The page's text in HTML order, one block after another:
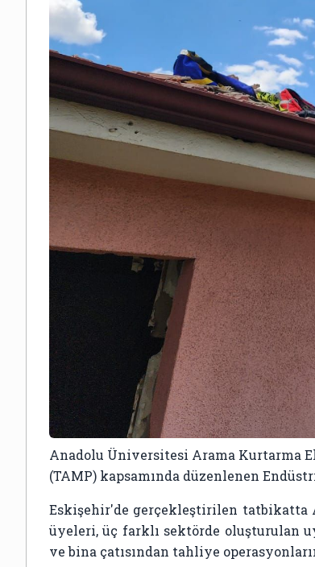
Anadolu Üniversitesi Arama Kurtarma
(TAMP) kapsamında düzenlenen
Eskişehir'de gerçekleştirilen tatbikatta
üyeleri, üç farklı sektörde oluşturulan
ve bina çatısından tahliye